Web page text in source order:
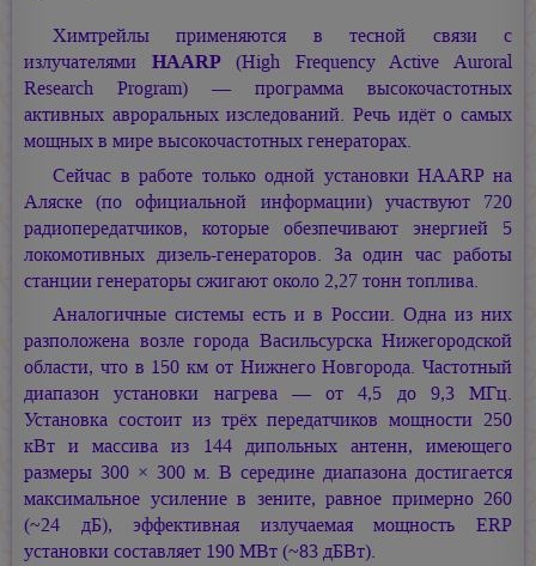
Химтрейлы применяются в тесной связи с
излучателями HAARP(High Frequency Active Auroral
Research Program) — программа высокочастотных
активных авроральных изследований. Речь идёт о самых
мощных в мире высокочастотных генераторах.
Сейчас в работе только одной установки HAARP на
Аляске (по официальной информации) участвуют 720
радиопередатчиков, которые обезпечивают энергией 5
локомотивных дизель-генераторов. За один час работы
станции генераторы сжигают около 2,27 тонн топлива.
Аналогичные системы есть и в России. Одна из них
разположена возле города Васильсурска Нижегородской
области, что в 150 км от Нижнего Новгорода. Частотный
диапазон установки нагрева — от 4,5 до 9,3 МГц.
Установка состоит из трёх передатчиков мощности 250
кВт и массива из 144 дипольных антенн, имеющего
размеры 300 × 300 м. В середине диапазона достигается
максимальное усиление в зените, равное примерно 260
(~24 дБ), эффективная излучаемая мощность ERP
установки составляет 190 МВт (~83 дБВт).